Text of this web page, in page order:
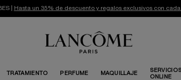
| Hasta un 35% de descuento y regalos exclusivos con cada
TRATAMIENTO PERFUME MAQUILLAJE
ONLINE